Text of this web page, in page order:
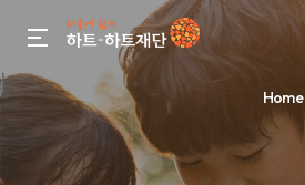
gnb menu open
Home